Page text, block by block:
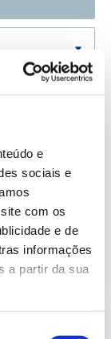
e
sociais e
com os
e de
informações
a partir da sua
45 de
com